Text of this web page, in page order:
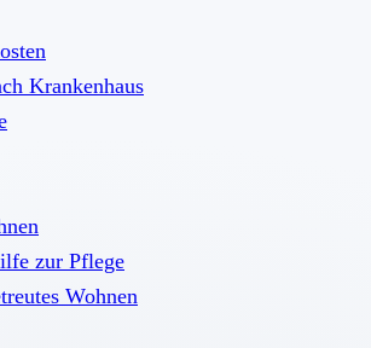
Krankenhaus
zur Pflege
Wohnen